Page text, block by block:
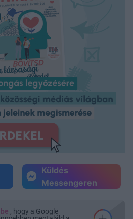
Küldés
Messengeren
, hogy a Google